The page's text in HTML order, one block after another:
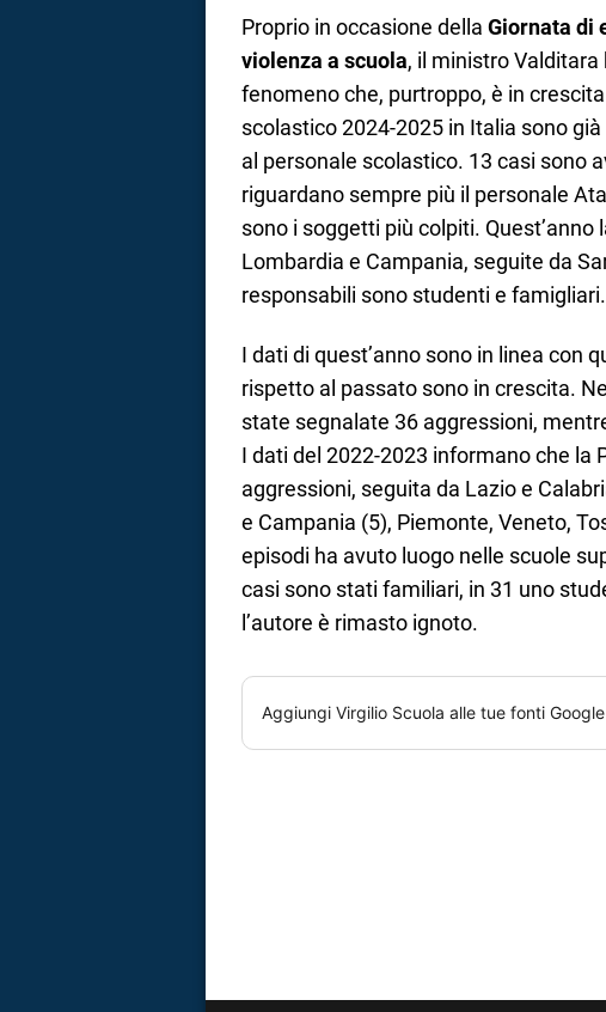
Proprio in occasione della Giornata di
violenza a scuola, il ministro
fenomeno che, purtroppo, è in
scolastico 2024-2025 in Italia sono
al personale scolastico. 13 casi sono
riguardano sempre più il personale
sono i soggetti più colpiti.
Lombardia e Campania, seguite da
responsabili sono studenti e famigliari.
I dati di quest’anno sono in linea con
rispetto al passato sono in crescita.
state segnalate 36 aggressioni,
I dati del 2022-2023 informano che la
aggressioni, seguita da Lazio e
e Campania (5), Piemonte, Veneto,
episodi ha avuto luogo nelle scuole
casi sono stati familiari, in 31 uno
l’autore è rimasto ignoto.
Aggiungi Virgilio Scuola alle tue fonti